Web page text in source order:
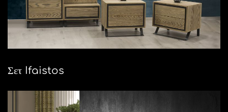
Σετ Ifaistos